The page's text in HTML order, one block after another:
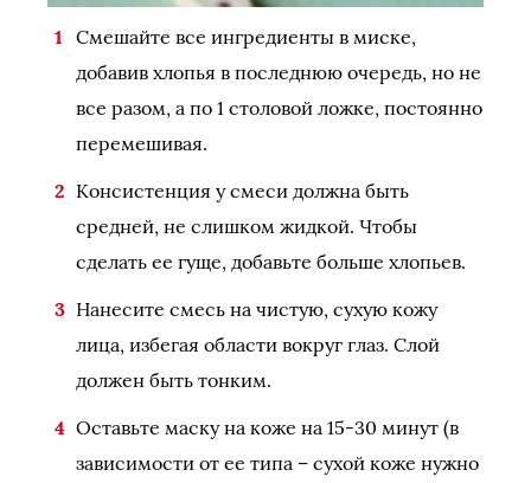
Смешайте все ингредиенты в миске,
добавив хлопья в последнюю очередь, но не
все разом, а по 1 столовой ложке, постоянно
перемешивая.
Консистенция у смеси должна быть
средней, не слишком жидкой. Чтобы
сделать ее гуще, добавьте больше хлопьев.
Нанесите смесь на чистую, сухую кожу
лица, избегая области вокруг глаз. Слой
должен быть тонким.
Оставьте маску на коже на 15-30 минут (в
зависимости от ее типа – сухой коже нужно